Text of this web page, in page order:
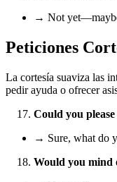
→ Not
Peticiones
La cortesía suaviza las
pedir ayuda o ofrecer
Could you
→ Sure, what do
Would you mind